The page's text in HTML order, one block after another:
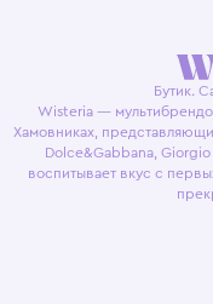
Бутик.
Wisteria —
Хамовниках,
Dolce&Gabbana, Giorgio
воспитывает вкус с